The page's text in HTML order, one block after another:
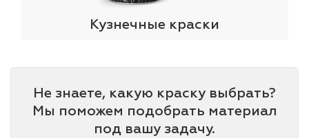
Кузнечные краски
Не знаете, какую краску выбрать?
Мы поможем подобрать материал
под вашу задачу.